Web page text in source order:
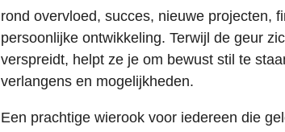
rond overvloed, succes, nieuwe projecten,
persoonlijke ontwikkeling. Terwijl de geur
verspreidt, helpt ze je om bewust stil te
verlangens en mogelijkheden.
Een prachtige wierook voor iedereen die